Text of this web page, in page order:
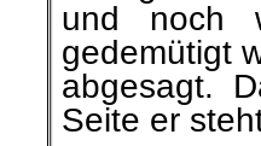
und noch
gedemütigt
abgesagt.
Seite er